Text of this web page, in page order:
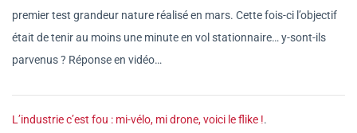
premier test grandeur nature réalisé en mars. Cette fois-ci l’objectif
était de tenir au moins une minute en vol stationnaire… y-sont-ils
parvenus ? Réponse en vidéo…
L’industrie c’est fou : mi-vélo, mi drone, voici le flike !.